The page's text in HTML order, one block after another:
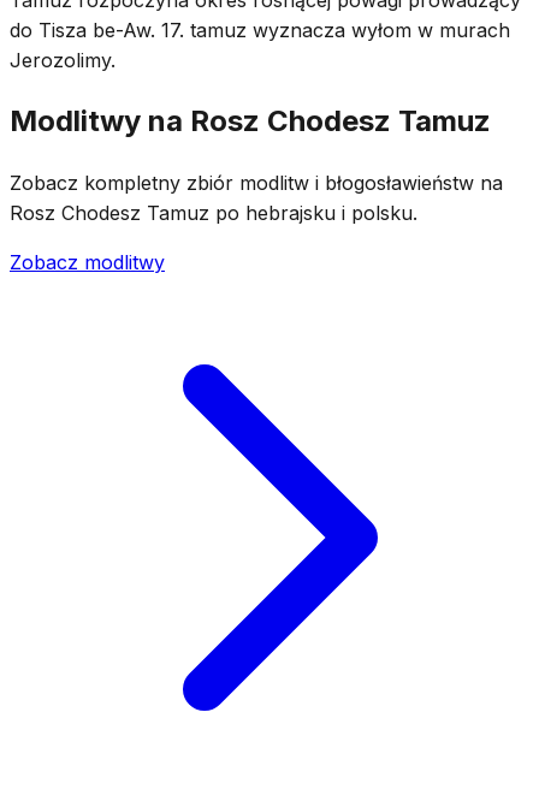
do Tisza be-Aw. 17. tamuz wyznacza wyłom w murach
Jerozolimy.
Modlitwy na Rosz Chodesz Tamuz
Zobacz kompletny zbiór modlitw i błogosławieństw na
Rosz Chodesz Tamuz po hebrajsku i polsku.
Zobacz modlitwy